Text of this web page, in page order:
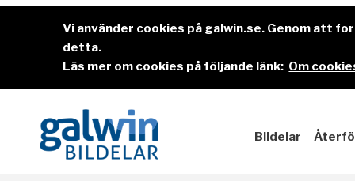
Vi använder cookies på galwin.se. Genom att
detta.
Läs mer om cookies på följande länk: Om
Bildelar